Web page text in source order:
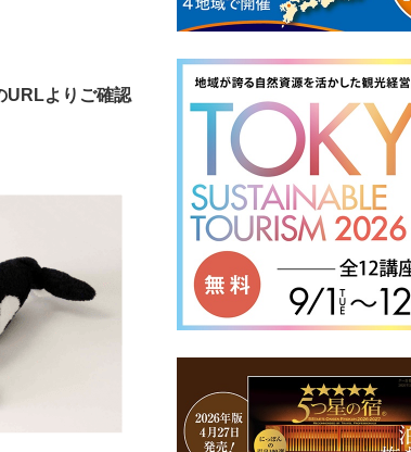
URLよりご確認